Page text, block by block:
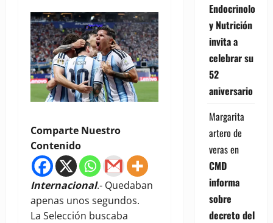
Comparte Nuestro
Contenido
Internacional.- Quedaban
apenas unos segundos.
La Selección buscaba
Endocrinología
y Nutrición
invita a
celebrar su
52
aniversario
Margarita
artero de
verasen
CMD
informa
sobre
decreto del